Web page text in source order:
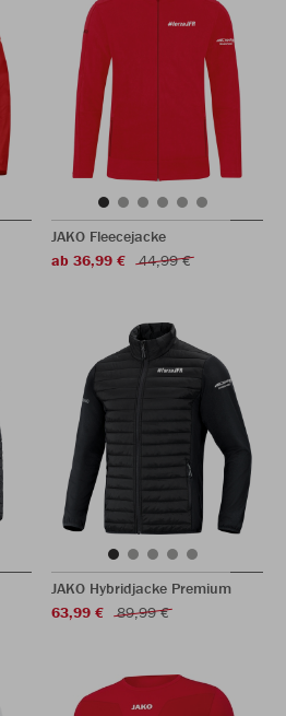
JAKO Fleecejacke
ab 36,99 €
44,99 €
JAKO Hybridjacke Premium
63,99 €
89,99 €